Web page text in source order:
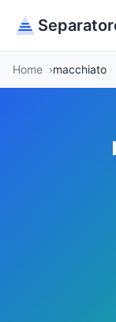
Home macchiato